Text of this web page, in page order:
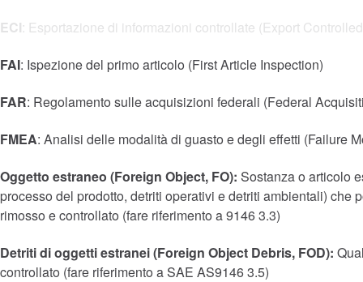
ECI: Esportazione di informazioni controllate (Export
FAI: Ispezione del primo articolo (First Article Inspection)
FAR: Regolamento sulle acquisizioni federali (Federal
FMEA: Analisi delle modalità di guasto e degli effetti (Failure
Oggetto estraneo (Foreign Object, FO): Sostanza o articolo
processo del prodotto, detriti operativi e detriti ambientali)
rimosso e controllato (fare riferimento a 9146 3.3)
Detriti di oggetti estranei (Foreign Object Debris, FOD):
controllato (fare riferimento a SAE AS9146 3.5)